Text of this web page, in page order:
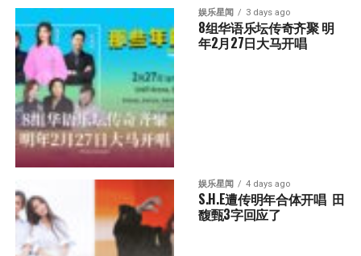
娱乐星闻 3 days ago
8组华语乐坛传奇⻬聚 明
年2月27日大马开唱
娱乐星闻 4 days ago
S.H.E遭传明年合体开唱  田
馥甄3字回应了